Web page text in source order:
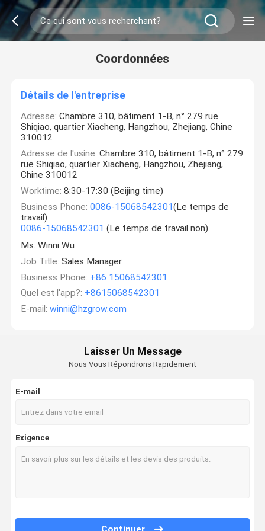
Coordonnées
Détails de l'entreprise
Adresse: Chambre 310, bâtiment 1-B, n° 279 rue
Shiqiao, quartier Xiacheng, Hangzhou, Zhejiang, Chine
310012
Adresse de l'usine: Chambre 310, bâtiment 1-B, n° 279
rue Shiqiao, quartier Xiacheng, Hangzhou, Zhejiang,
Chine 310012
Worktime: 8:30-17:30 (Beijing time)
Business Phone: 0086-15068542301(Le temps de
travail)
0086-15068542301 (Le temps de travail non)
Ms. Winni Wu
Job Title: Sales Manager
Business Phone: +86 15068542301
Quel est l'app?: +8615068542301
E-mail: winni@hzgrow.com
Laisser Un Message
Nous Vous Répondrons Rapidement
E-mail
Exigence